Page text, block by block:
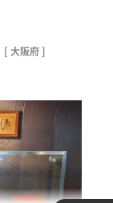
[ 大阪府 ]